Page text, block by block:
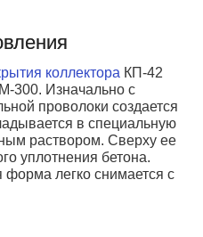
коллектора КП-42
300. Изначально с
проволоки создается
в специальную
раствором. Сверху ее
уплотнения бетона.
форма легко снимается с